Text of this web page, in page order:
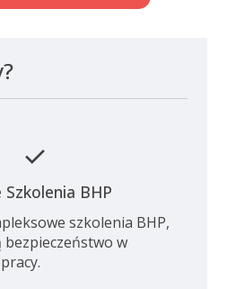
check
BHP
szkolenia BHP,
w